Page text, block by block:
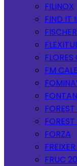
FILINOX
FIND IT
FM
FORZA
FRUC